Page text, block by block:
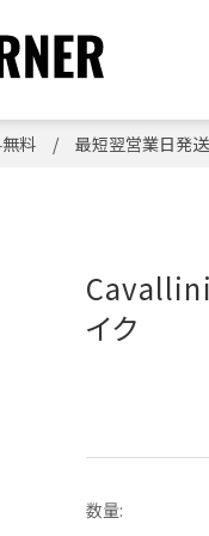
料 / 最短翌営業日発送
Cavallini
イク
数量: